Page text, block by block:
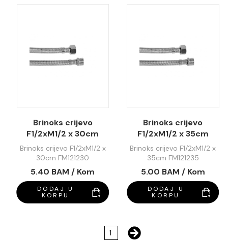
Brinoks crijevo
F1/2xM1/2 x 30cm
FM121230
Brinoks crijevo F1/2xM1/2 x
30cm FM121230
5.40 BAM / Kom
DODAJ U
KORPU
Brinoks crijevo
F1/2xM1/2 x 35cm
FM121235
Brinoks crijevo F1/2xM1/2 x
35cm FM121235
5.00 BAM / Kom
DODAJ U
KORPU
1